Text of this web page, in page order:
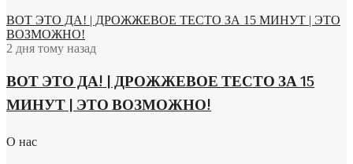
ВОТ ЭТО ДА! | ДРОЖЖЕВОЕ ТЕСТО ЗА 15 МИНУТ | ЭТО
ВОЗМОЖНО!
2 дня тому назад
ВОТ ЭТО ДА! | ДРОЖЖЕВОЕ ТЕСТО ЗА 15
МИНУТ | ЭТО ВОЗМОЖНО!
О нас